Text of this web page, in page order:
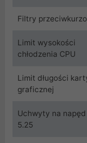
Filtry
Limit wysokości
chłodzenia CPU
Limit długości
graficznej
Uchwyty na napęd
5.25